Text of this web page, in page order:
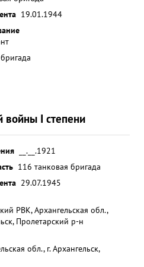
19.01.1944
войны I степени
__.__.1921
116 танковая бригада
29.07.1945
РВК, Архангельская обл.,
Пролетарский р-н
обл., г. Архангельск,